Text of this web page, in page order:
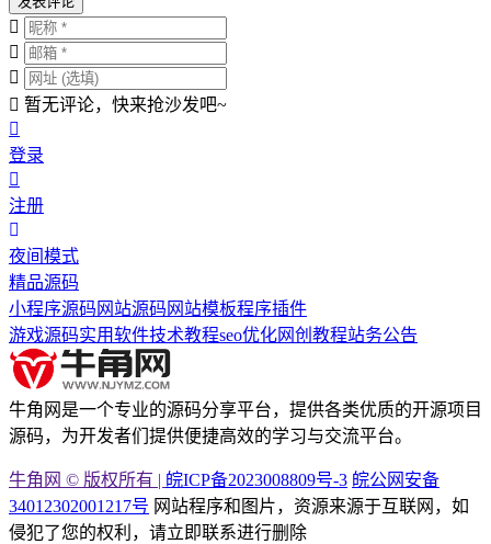
暂无评论，快来抢沙发吧~
登录
注册
夜间模式
精品源码
小程序源码 网站源码 网站模板程序插件
游戏源码实用软件技术教程seo优化网创教程站务公告
牛角网是一个专业的源码分享平台，提供各类优质的开源项目
源码，为开发者们提供便捷高效的学习与交流平台。
牛角网 © 版权所有 | 皖ICP备2023008809号-3 皖公网安备
34012302001217号 网站程序和图片，资源来源于互联网，如
侵犯了您的权利，请立即联系进行删除